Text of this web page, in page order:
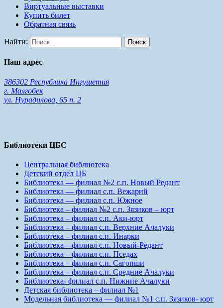
Виртуальные выставки
Купить билет
Обратная связь
Найти:
Наш адрес
386302 Республика Ингушетия
г. Малгобек
ул. Нурадилова, 65 п. 2
Библиотеки ЦБС
Центральная библиотека
Детский отдел ЦБ
Библиотека — филиал №2 с.п. Новый Редант
Библиотека — филиал с.п. Вежарий
Библиотека — филиал с.п. Южное
Библиотека – филиал №2 с.п. Зязиков – юрт
Библиотека – филиал с.п. Аки-юрт
Библиотека – филиал с.п. Верхние Ачалуки
Библиотека – филиал с.п. Инарки
Библиотека – филиал с.п. Новый-Редант
Библиотека – филиал с.п. Пседах
Библиотека – филиал с.п. Сагопши
Библиотека – филиал с.п. Средние Ачалуки
Библиотека- филиал с.п. Нижние Ачалуки
Детская библиотека – филиал №1
Модельная библиотека — филиал №1 с.п. Зязиков- юрт